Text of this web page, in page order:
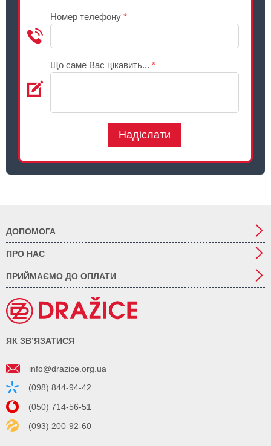
Номер телефону *
Що саме Вас цікавить... *
Надіслати
ДОПОМОГА
ПРО НАС
ПРИЙМАЄМО ДО ОПЛАТИ
ЯК ЗВ’ЯЗАТИСЯ
info@drazice.org.ua
(098) 844-94-42
(050) 714-56-51
(093) 200-92-60